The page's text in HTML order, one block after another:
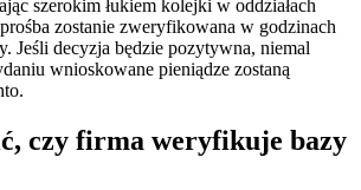
szerokim łukiem kolejki w oddziałach
zostanie zweryfikowana w godzinach
Jeśli decyzja będzie pozytywna, niemal
wnioskowane pieniądze zostaną
czy firma weryfikuje bazy